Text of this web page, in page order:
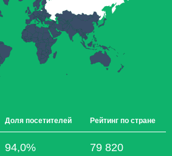
Доля посетителей Рейтинг по стране
94,0% 79 820